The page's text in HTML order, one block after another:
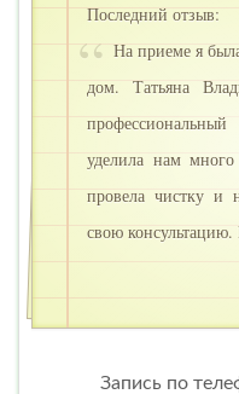
Последний отзыв:
На приеме я
дом. Татьяна
уделила нам
провела чистку и
свою
Запись по